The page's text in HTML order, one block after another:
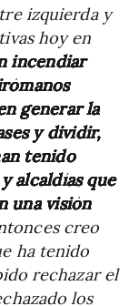
izquierda y
hoy en
incendiar
generar la
y dividir,
tenido
alcaldías que
una visión
creo
ha tenido
rechazar el
los